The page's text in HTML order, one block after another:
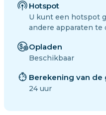
Hotspot
U kunt een hotspot
andere apparaten te
Opladen
Beschikbaar
Berekening van
24 uur